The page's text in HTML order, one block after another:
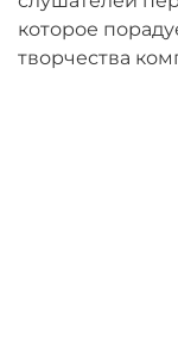
которое
творчества